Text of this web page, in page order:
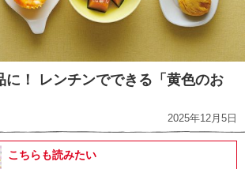
に！ レンチンでできる「黄色のお
2025年12月5日
こちらも読みたい